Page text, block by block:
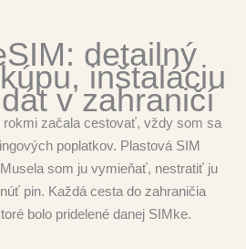
detailný
inštaláciu
v zahraničí
začala cestovať, vždy som sa
poplatkov. Plastová SIM
som ju vymieňať, nestratiť ju
pin. Každá cesta do zahraničia
bolo pridelené danej SIMke.